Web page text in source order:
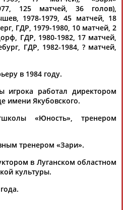
АБДУВАЛИЕВ
АБДУЛАЕВ
Камиль
125 матчей, 36 голов),
1978-1979, 45 матчей, 18
ГДР, 1979-1980, 10 матчей, 2
ГДР, 1980-1982, 17 матчей,
ГДР, 1982-1984, ? матчей,
в 1984 году.
игрока работал директором
имени Якубовского.
«Юность», тренером
тренером «Зари».
в Луганском областном
культуры.